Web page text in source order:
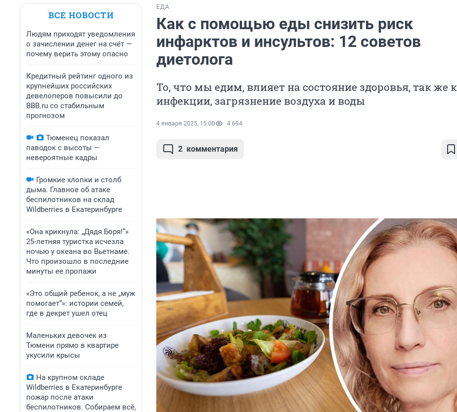
ВСЕ НОВОСТИ
Людям приходят уведомления
о зачислении денег на счёт —
почему верить этому опасно
Кредитный рейтинг одного из
крупнейших российских
девелоперов повысили до
BBB.ru со стабильным
прогнозом
Тюменец показал
паводок с высоты —
невероятные кадры
Громкие хлопки и столб
дыма. Главное об атаке
беспилотников на склад
Wildberries в Екатеринбурге
«Она крикнула: „Дядя Боря!“»
25-летняя туристка исчезла
ночью у океана во Вьетнаме.
Что произошло в последние
минуты ее пропажи
«Это общий ребенок, а не „муж
помогает“»: истории семей,
где в декрет ушел отец
Маленьких девочек из
Тюмени прямо в квартире
укусили крысы
На крупном складе
Wildberries в Екатеринбурге
пожар после атаки
беспилотников. Собираем всё,
ЕДА
Как с помощью еды снизить риск
инфарктов и инсультов: 12 советов
диетолога
То, что мы едим, влияет на состояние здоровья, так же
инфекции, загрязнение воздуха и воды
4 января 2025, 15:00 4 694
2 комментария